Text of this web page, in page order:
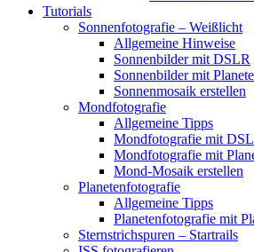
Tutorials
Sonnenfotografie – Weißlicht
Allgemeine Hinweise
Sonnenbilder mit DSLR
Sonnenbilder mit
Sonnenmosaik erstellen
Mondfotografie
Allgemeine Tipps
Mondfotografie mit
Mondfotografie mit
Mond-Mosaik erstellen
Planetenfotografie
Allgemeine Tipps
Planetenfotografie mit
Sternstrichspuren – Startrails